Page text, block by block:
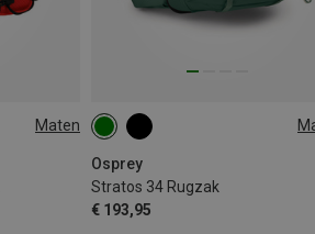
Maten
Osprey
Stratos 34 Rugzak
€ 193,95
34L